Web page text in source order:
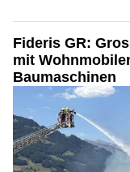
Fideris GR:
mit
Baumaschinen